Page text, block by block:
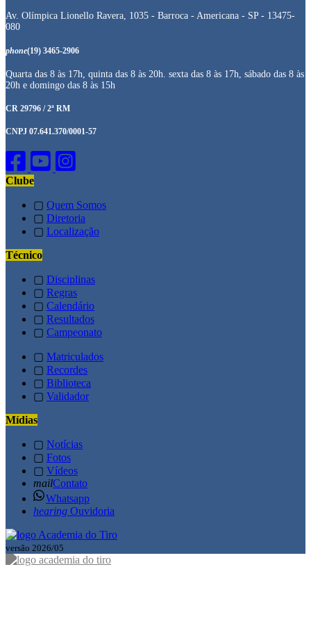
Av. Olímpica Lionello Ravera, 1035 - Barroca - Americana - SP - 13475-
080
phone(19) 3465-2906
Quarta das 8 às 17h, quinta das 8 às 20h. sexta das 8 às 17h, sábado das 8 às
20h e domingo das 8 às 15h
CR 29796 / 2ª RM
CNPJ 07.641.370/0001-57
Clube
▢ Quem Somos
▢ Diretoria
▢ Localização
Técnico
▢ Disciplinas
▢ Regras
▢ Calendário
▢ Resultados
▢ Campeonato
▢ Matriculados
▢ Recordes
▢ Biblioteca
▢ Validador
Mídias
▢ Notícias
▢ Fotos
▢ Vídeos
mailContato
Whatsapp
hearing Ouvidoria
versão 2026/05